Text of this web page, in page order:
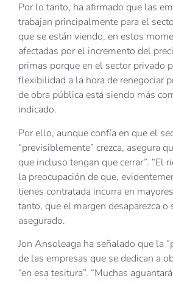
Por lo tanto, ha afirmado que las
trabajan principalmente para el
que se están viendo, en estos
afectadas por el incremento del
primas porque en el sector privado
flexibilidad a la hora de renegociar
de obra pública está siendo más
indicado.
Por ello, aunque confía en que el
“previsiblemente” crezca, asegura
que incluso tengan que cerrar”. “El
la preocupación de que,
tienes contratada incurra en
tanto, que el margen desaparezca o
asegurado.
Jon Ansoleaga ha señalado que la
de las empresas que se dedican a
“en esa tesitura”. “Muchas